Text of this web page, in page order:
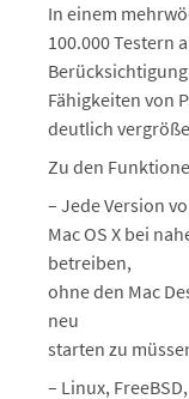
In einem
100.000 Testern
Fähigkeiten von
deutlich
Zu den
– Jede Version
Mac OS X bei
betreiben,
ohne den Mac
neu
starten zu
– Linux,